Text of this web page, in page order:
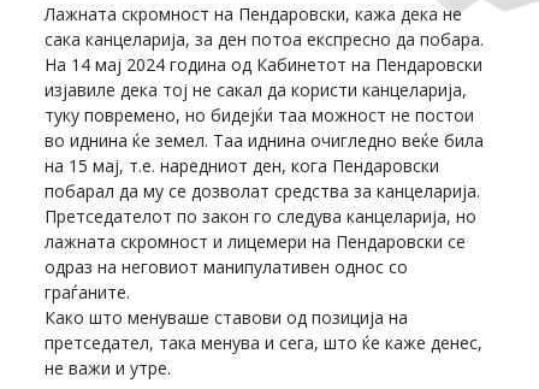
Лажната скромност на Пендаровски, кажа дека не
сака канцеларија, за ден потоа експресно да побара.
На 14 мај 2024 година од Кабинетот на Пендаровски
изјавиле дека тој не сакал да користи канцеларија,
туку повремено, но бидејќи таа можност не постои
во иднина ќе земел. Таа иднина очигледно веќе била
на 15 мај, т.е. наредниот ден, кога Пендаровски
побарал да му се дозволат средства за канцеларија.
Претседателот по закон го следува канцеларија, но
лажната скромност и лицемери на Пендаровски се
одраз на неговиот манипулативен однос со
граѓаните.
Како што менуваше ставови од позиција на
претседател, така менува и сега, што ќе каже денес,
не важи и утре.